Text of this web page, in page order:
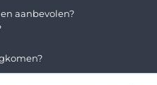
aanbevolen?